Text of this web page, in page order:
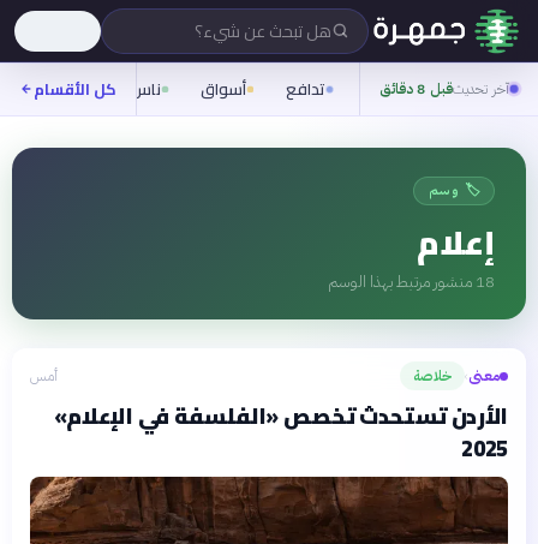
هل تبحث عن شيء؟
آخر تحديثقبل 8 دقائق تدافع أسواق ناس روح
كل الأقسام
🏷️ وسم
إعلام
18 منشور مرتبط بهذا الوسم
معنى› خلاصة أمس
الأردن تستحدث تخصص «الفلسفة في الإعلام»
2025